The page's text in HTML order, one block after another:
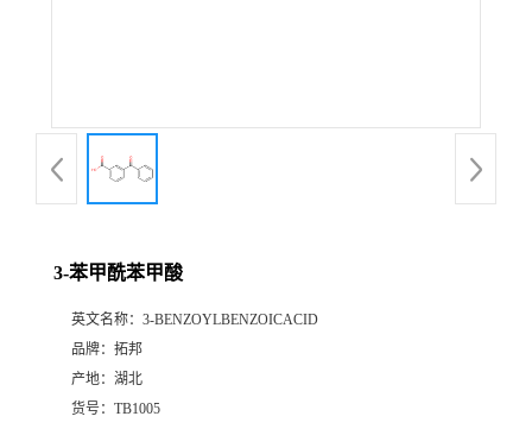
3-苯甲酰苯甲酸
英文名称： 3-BENZOYLBENZOICACID
品牌： 拓邦
产地： 湖北
货号： TB1005